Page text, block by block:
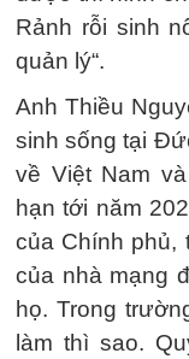
Rảnh rỗi sinh
quản lý“.
Anh Thiều
sinh sống tại
về Việt Nam
hạn tới năm
của Chính phủ,
của nhà mạng
họ. Trong
làm thì sao.